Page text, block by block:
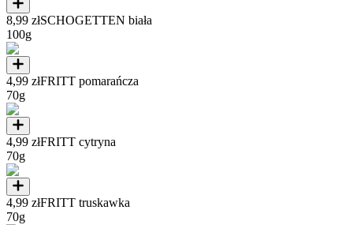
8,99 złSCHOGETTEN biała
100g
4,99 złFRITT pomarańcza
70g
4,99 złFRITT cytryna
70g
4,99 złFRITT truskawka
70g